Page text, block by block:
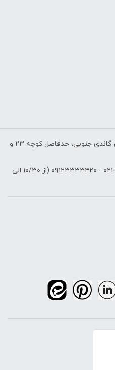
نشانی: تهران، ونک، خیابان گاندی جنوبی، حدفاصل کوچه 23 و
- ۰۹۱۲۳۳۳۳۴۲۰
(از ۱۰/۳۰ الی